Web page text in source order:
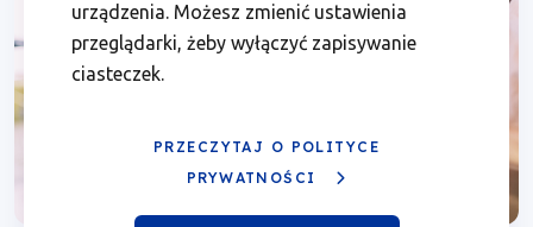
urządzenia. Możesz zmienić ustawienia
przeglądarki, żeby wyłączyć zapisywanie
ciasteczek.
PRZECZYTAJ O POLITYCE
PRYWATNOŚCI
uwzględnieniem
nowelizacji
Fundusze